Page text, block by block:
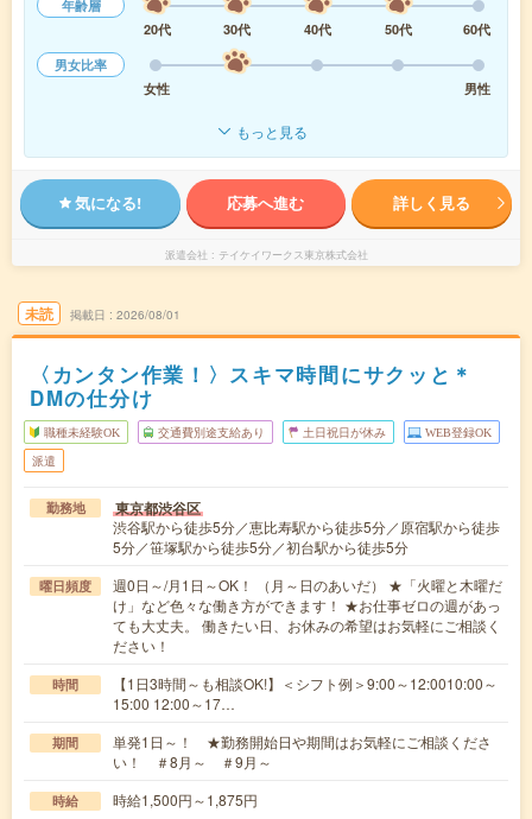
年齢層
20代
30代 40代 50代
60代
男女比率
女性
男性
もっと見る
気になる! 応募へ進む 詳しく見る
派遣会社 テイケイワークス東京株式会社
未読 掲載日 2026/08/01
〈カンタン作業！〉スキマ時間にサクッと＊
DMの仕分け
職種未経験OK 交通費別途支給あり 土日祝日が休み WEB登録OK
派遣
勤務地 東京都渋谷区
渋谷駅から徒歩5分／恵比寿駅から徒歩5分／原宿駅から徒歩
5分／笹塚駅から徒歩5分／初台駅から徒歩5分
曜日頻度
週0日～/月1日～OK！ （月～日のあいだ） ★「火曜と木曜だ
け」など色々な働き方ができます！ ★お仕事ゼロの週があっ
ても大丈夫。 働きたい日、お休みの希望はお気軽にご相談く
ださい！
時間
【1日3時間～も相談OK!】＜シフト例＞9:00～12:0010:00～
15:00 12:00～17…
期間
単発1日～！ ★勤務開始日や期間はお気軽にご相談くださ
い！ ＃8月～ ＃9月～
時給 時給1,500円～1,875円